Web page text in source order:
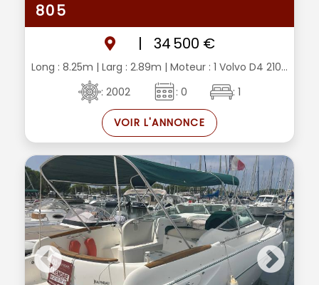
805
|
34 500 €
Long : 8.25m | Larg : 2.89m | Moteur : 1 Volvo D4 210...
: 2002
: 0 : 1
VOIR L'ANNONCE